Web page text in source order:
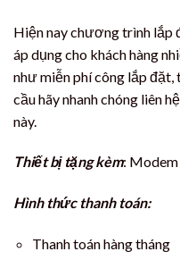
Hiện nay chương trình lắp
áp dụng cho khách hàng
như miễn phí công lắp đặt,
cầu hãy nhanh chóng liên
này.
Thiết bị tặng kèm:
Hình thức thanh toán:
Thanh toán hàng tháng